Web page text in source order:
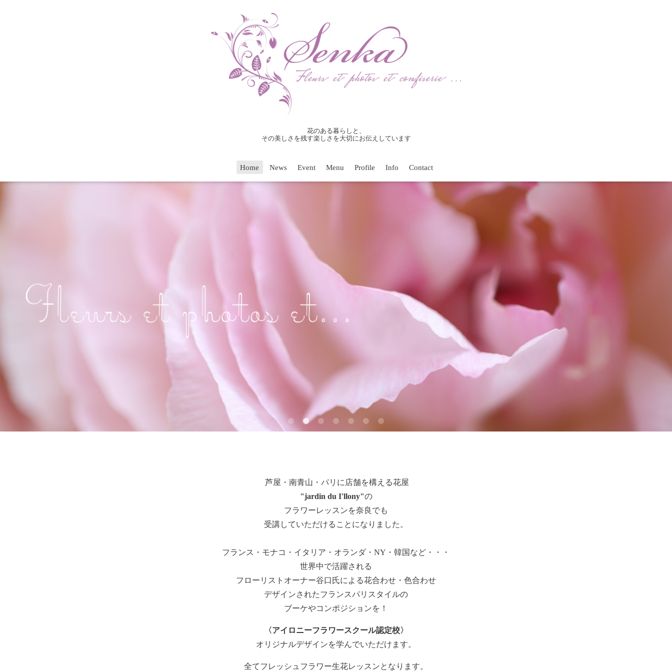
花のある暮らしと、
その美しさを残す楽しさを大切にお伝えしています
Home News Event Menu Profile Info Contact
芦屋・南青山・パリに店舗を構える花屋
"jardin du I'llony"の
フラワーレッスンを奈良でも
受講していただけることになりました。
フランス・モナコ・イタリア・オランダ・NY・韓国など・・・
世界中で活躍される
フローリストオーナー谷口氏による花合わせ・色合わせ
デザインされたフランスパリスタイルの
ブーケやコンポジションを！
〈アイロニーフラワースクール認定校〉
オリジナルデザインを学んでいただけます。
全てフレッシュフラワー生花レッスンとなります。